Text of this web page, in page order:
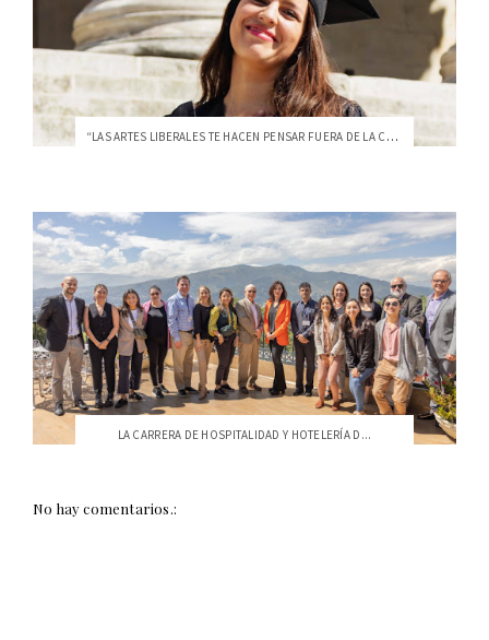
“LAS ARTES LIBERALES TE HACEN PENSAR FUERA DE LA CAJA”
LA CARRERA DE HOSPITALIDAD Y HOTELERÍA D...
No hay comentarios.: